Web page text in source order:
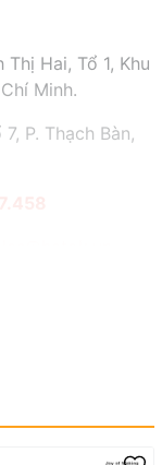
Hai, Tổ 1, Khu
Minh.
P. Thạch Bàn,